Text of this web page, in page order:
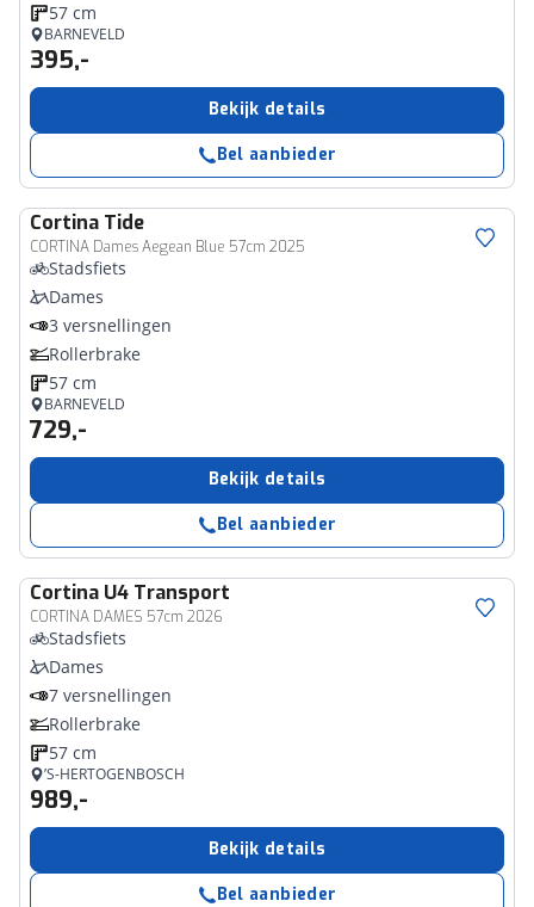
57 cm
BARNEVELD
395,-
Bekijk details
Bel aanbieder
Cortina Tide
CORTINA Dames Aegean Blue 57cm 2025
Stadsfiets
Dames
3 versnellingen
Rollerbrake
57 cm
BARNEVELD
729,-
Bekijk details
Bel aanbieder
Cortina U4 Transport
CORTINA DAMES 57cm 2026
Stadsfiets
Dames
7 versnellingen
Rollerbrake
57 cm
’S-HERTOGENBOSCH
989,-
Bekijk details
Bel aanbieder